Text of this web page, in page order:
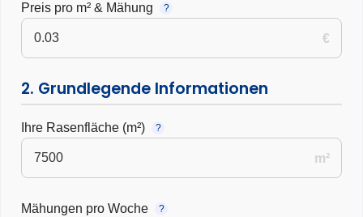
Preis pro m² & Mähung ?
€
2. Grundlegende Informationen
Ihre Rasenfläche (m²) ?
m²
Mähungen pro Woche ?